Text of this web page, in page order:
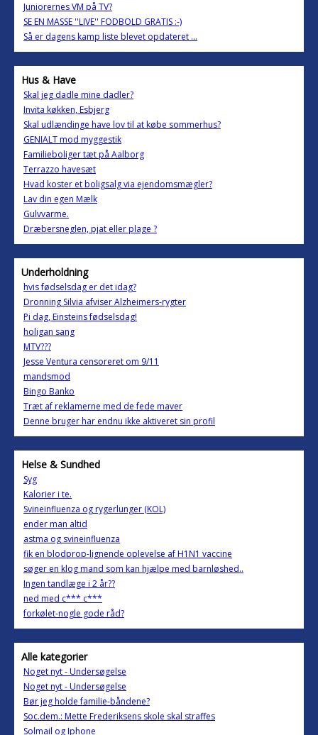
Juniorernes VM på TV?
SE EN MASSE ''LIVE'' FODBOLD GRATIS :-)
Så er dagens kamp liste blevet opdateret ...
Hus & Have
Skal jeg dadle mine dadler?
Invita køkken, Esbjerg
Skal udlændinge have lov til at købe sommerhus?
GENIALT mod myggestik
Familieboliger tæt på Aalborg
Terrazzo havesæt
Hvad koster et boligsalg via ejendomsmægler?
Lav din egen Mælk
Gulvvarme.
Dræbersneglen, pjat eller plage ?
Underholdning
hvis fødselsdag er det idag?
Dronning Silvia afviser Alzheimers-rygter
Pi dag, Einsteins fødselsdag!
holigan sang
MTV???
Jesse Ventura censoreret om 9/11
mandsmod
Bingo Banko
Træt af reklamerne med de fede maver
Denne bruger har endnu ikke aktiveret sin profil
Helse & Sundhed
Syg
Kalorier i te.
Svineinfluenza og rygerlunger (KOL)
ender man altid
astma og svineinfluenza
fik en blodprop-lignende oplevelse af H1N1 vaccine
søger en klog mand som kan hjælpe med barnløshed..
Ingen tandlæge i 2 år??
ned med c*** c***
forkølet-nogle gode råd?
Alle kategorier
Noget nyt - Undersøgelse
Noget nyt - Undersøgelse
Bør jeg holde familie-båndene?
Soc.dem.: Mette Frederiksens skole skal straffes
Solmail og Iphone